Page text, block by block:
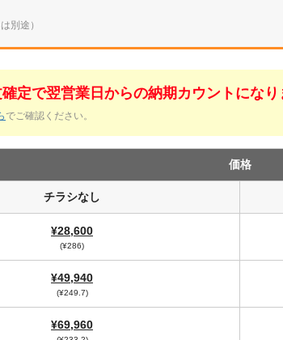
別途）
定で翌営業日からの納期カウントになり
でご確認ください。
価格
チラシなし
¥28,600
(¥286)
¥49,940
(¥249.7)
¥69,960